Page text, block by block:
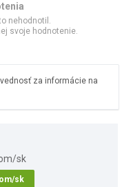
nehodnotil.
svoje hodnotenie.
za informácie na
sk